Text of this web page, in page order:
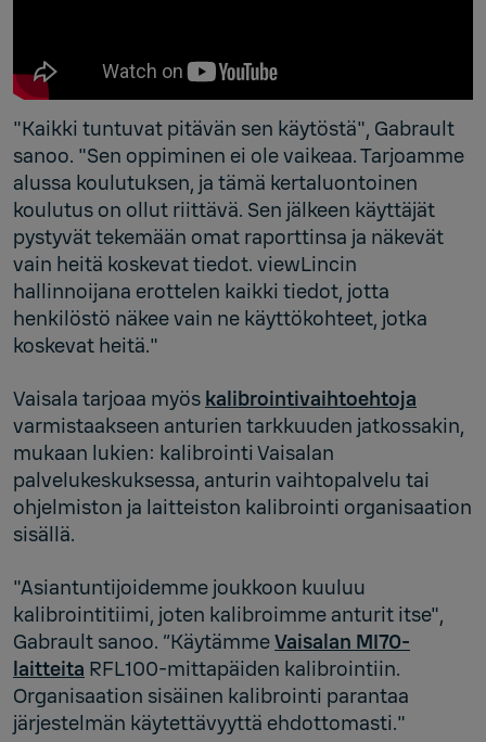
"Kaikki tuntuvat pitävän sen käytöstä", Gabrault
sanoo. "Sen oppiminen ei ole vaikeaa. Tarjoamme
alussa koulutuksen, ja tämä kertaluontoinen
koulutus on ollut riittävä. Sen jälkeen käyttäjät
pystyvät tekemään omat raporttinsa ja näkevät
vain heitä koskevat tiedot. viewLincin
hallinnoijana erottelen kaikki tiedot, jotta
henkilöstö näkee vain ne käyttökohteet, jotka
koskevat heitä."
Vaisala tarjoaa myös kalibrointivaihtoehtoja
varmistaakseen anturien tarkkuuden jatkossakin,
mukaan lukien: kalibrointi Vaisalan
palvelukeskuksessa, anturin vaihtopalvelu tai
ohjelmiston ja laitteiston kalibrointi organisaation
sisällä.
"Asiantuntijoidemme joukkoon kuuluu
kalibrointitiimi, joten kalibroimme anturit itse",
Gabrault sanoo. “KäytämmeVaisalan MI70-
laitteita RFL100-mittapäiden kalibrointiin.
Organisaation sisäinen kalibrointi parantaa
järjestelmän käytettävyyttä ehdottomasti."